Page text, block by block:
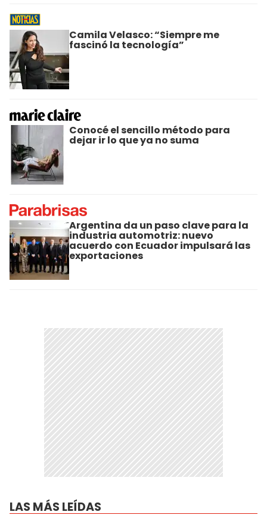
Camila Velasco: “Siempre me
fascinó la tecnología”
Conocé el sencillo método para
dejar ir lo que ya no suma
Argentina da un paso clave para la
industria automotriz: nuevo
acuerdo con Ecuador impulsará las
exportaciones
LAS MÁS LEÍDAS